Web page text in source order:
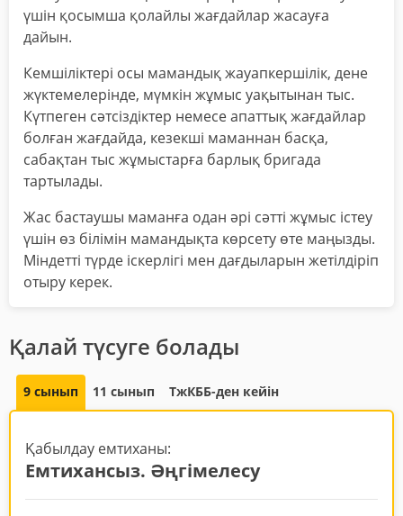
үшін қосымша қолайлы жағдайлар жасауға
дайын.
Кемшіліктері осы мамандық жауапкершілік, дене
жүктемелерінде, мүмкін жұмыс уақытынан тыс.
Күтпеген сәтсіздіктер немесе апаттық жағдайлар
болған жағдайда, кезекші маманнан басқа,
сабақтан тыс жұмыстарға барлық бригада
тартылады.
Жас бастаушы маманға одан әрі сәтті жұмыс істеу
үшін өз білімін мамандықта көрсету өте маңызды.
Міндетті түрде іскерлігі мен дағдыларын жетілдіріп
отыру керек.
Қалай түсуге болады
9 сынып 11 сынып ТжКББ-ден кейін
Қабылдау емтиханы:
Емтихансыз. Әңгімелесу